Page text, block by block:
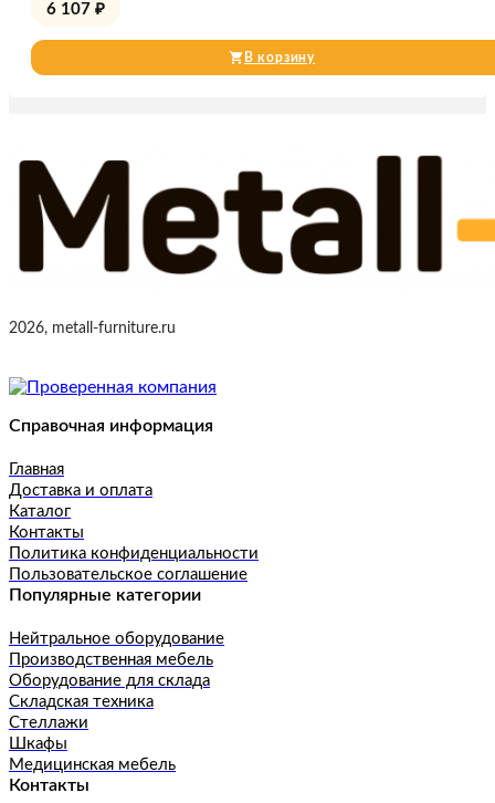
6 107 ₽
В корзину
2026, metall-furniture.ru
Справочная информация
Главная
Доставка и оплата
Каталог
Контакты
Политика конфиденциальности
Пользовательское соглашение
Популярные категории
Нейтральное оборудование
Производственная мебель
Оборудование для склада
Складская техника
Стеллажи
Шкафы
Медицинская мебель
Контакты